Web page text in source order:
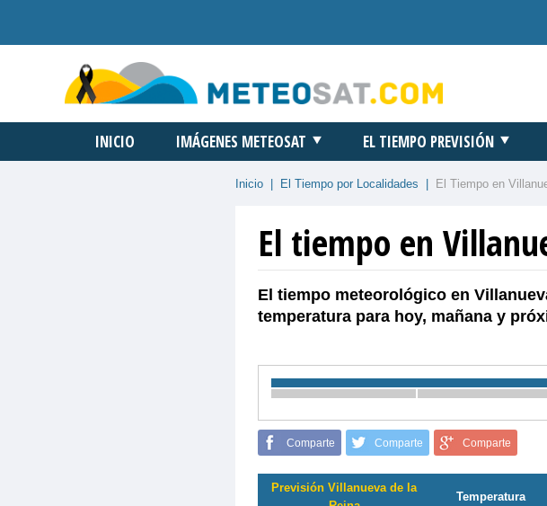
INICIO IMÁGENES METEOSAT EL TIEMPO PREVISIÓN
Inicio El Tiempo por Localidades El Tiempo en
El tiempo en
El tiempo meteorológico en
temperatura para hoy, mañana y
Comparte Comparte Comparte
Previsión Villanueva de la
Temperatura